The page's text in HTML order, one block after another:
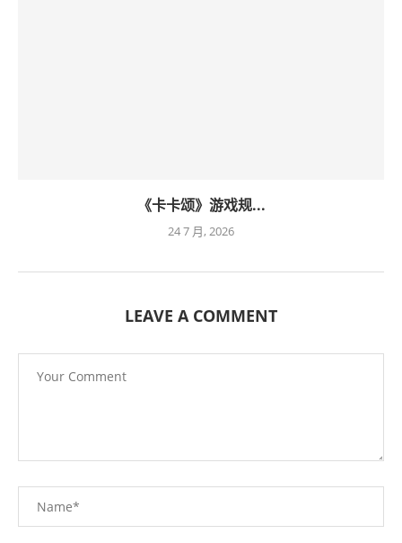
《卡卡颂》游戏规...
24 7 月, 2026
LEAVE A COMMENT